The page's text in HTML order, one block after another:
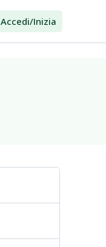
Accedi/Inizia